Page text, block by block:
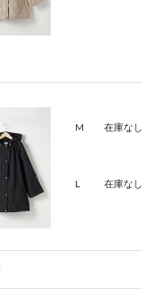
M 在庫なし
在庫なし